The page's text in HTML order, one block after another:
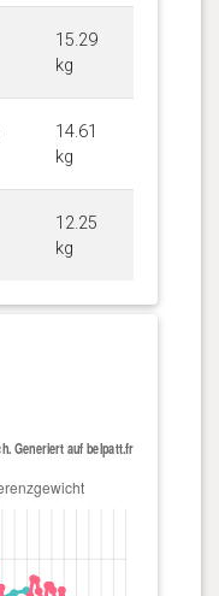
15.29
kg
14.61
kg
12.25
kg